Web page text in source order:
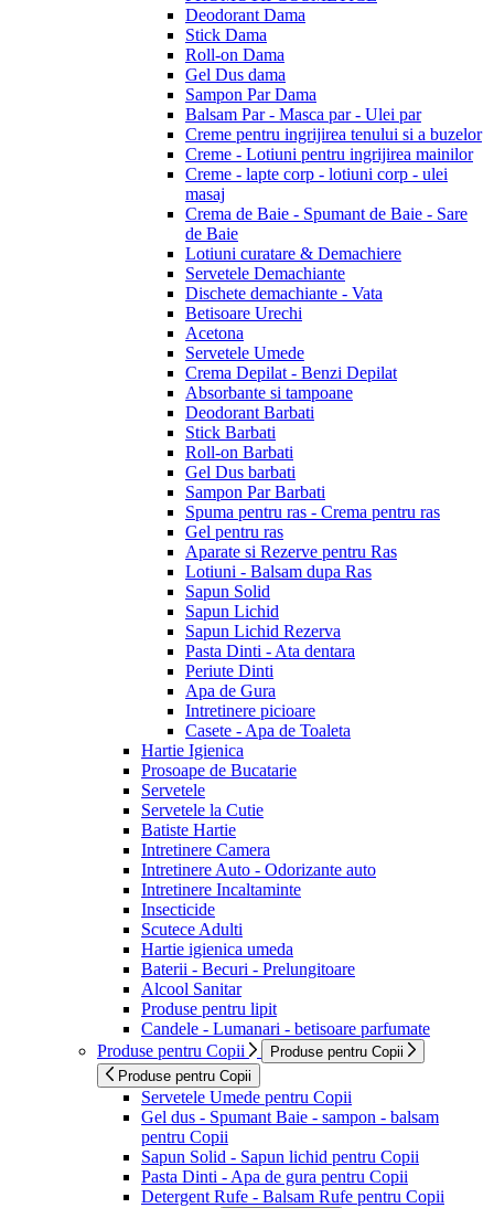
Deodorant Dama
Stick Dama
Roll-on Dama
Gel Dus dama
Sampon Par Dama
Balsam Par - Masca par - Ulei par
Creme pentru ingrijirea tenului si a buzelor
Creme - Lotiuni pentru ingrijirea mainilor
Creme - lapte corp - lotiuni corp - ulei
masaj
Crema de Baie - Spumant de Baie - Sare
de Baie
Lotiuni curatare & Demachiere
Servetele Demachiante
Dischete demachiante - Vata
Betisoare Urechi
Acetona
Servetele Umede
Crema Depilat - Benzi Depilat
Absorbante si tampoane
Deodorant Barbati
Stick Barbati
Roll-on Barbati
Gel Dus barbati
Sampon Par Barbati
Spuma pentru ras - Crema pentru ras
Gel pentru ras
Aparate si Rezerve pentru Ras
Lotiuni - Balsam dupa Ras
Sapun Solid
Sapun Lichid
Sapun Lichid Rezerva
Pasta Dinti - Ata dentara
Periute Dinti
Apa de Gura
Intretinere picioare
Casete - Apa de Toaleta
Hartie Igienica
Prosoape de Bucatarie
Servetele
Servetele la Cutie
Batiste Hartie
Intretinere Camera
Intretinere Auto - Odorizante auto
Intretinere Incaltaminte
Insecticide
Scutece Adulti
Hartie igienica umeda
Baterii - Becuri - Prelungitoare
Alcool Sanitar
Produse pentru lipit
Candele - Lumanari - betisoare parfumate
Produse pentru Copii
Produse pentru Copii
Produse pentru Copii
Servetele Umede pentru Copii
Gel dus - Spumant Baie - sampon - balsam
pentru Copii
Sapun Solid - Sapun lichid pentru Copii
Pasta Dinti - Apa de gura pentru Copii
Detergent Rufe - Balsam Rufe pentru Copii